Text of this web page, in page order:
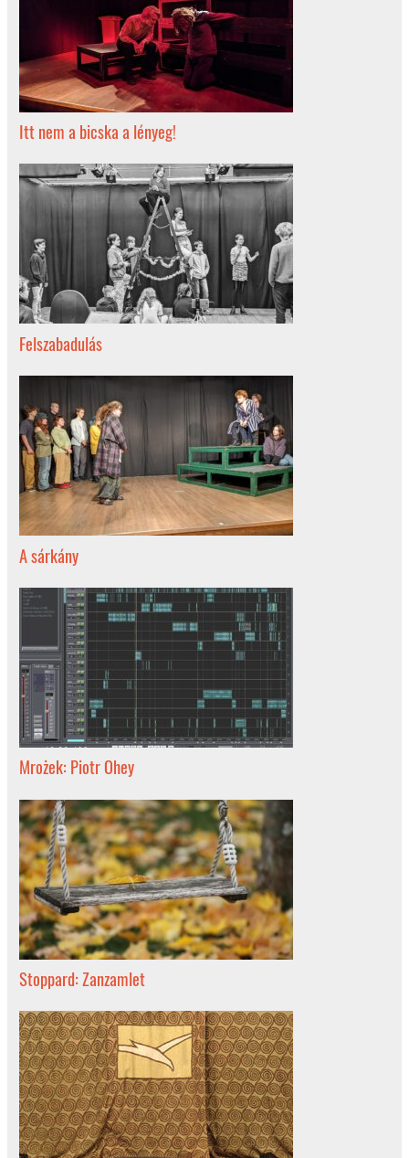
Itt nem a bicska a lényeg!
Felszabadulás
A sárkány
Mrożek: Piotr Ohey
Stoppard: Zanzamlet